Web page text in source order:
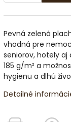
Pevná zelená
vhodná pre
seniorov, hotely
185 g/m² a
hygienu a dlhú
Detailné